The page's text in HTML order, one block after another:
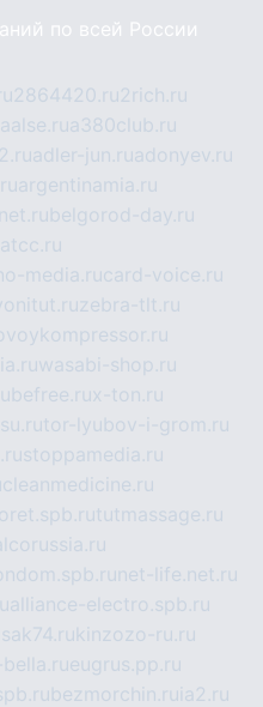
по всей России
2864420.ru2rich.ru
aalse.rua380club.ru
adler-jun.ruadonyev.ru
argentinamia.ru
belgorod-day.ru
media.rucard-voice.ru
zebra-tlt.ru
wasabi-shop.ru
x-ton.ru
tor-lyubov-i-grom.ru
stoppamedia.ru
cleanmedicine.ru
tutmassage.ru
net-life.net.ru
alliance-electro.spb.ru
kinzozo-ru.ru
eugrus.pp.ru
bezmorchin.ru ia2.ru